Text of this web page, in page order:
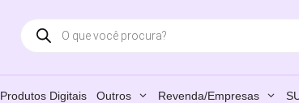
Products
search
Produtos Digitais Outros Revenda/Empresas